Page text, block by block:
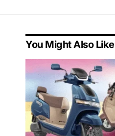
You Might Also Like